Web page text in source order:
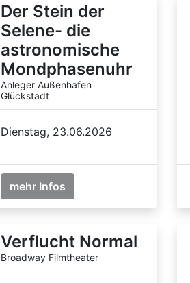
Der Stein der
Selene- die
astronomische
Mondphasenuhr
Anleger Außenhafen
Glückstadt
Dienstag, 23.06.2026
mehr Infos
Verflucht Normal
Broadway Filmtheater